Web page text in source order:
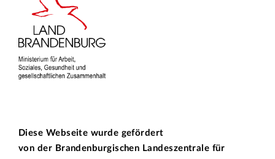
Diese Webseite wurde gefördert
von der Brandenburgischen Landeszentrale für